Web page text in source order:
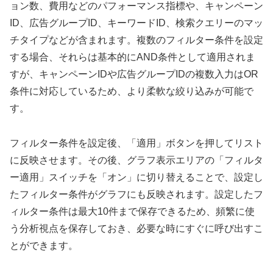
ョン数、費用などのパフォーマンス指標や、キャンペーン
ID、広告グループID、キーワードID、検索クエリーのマッ
チタイプなどが含まれます。複数のフィルター条件を設定
する場合、それらは基本的にAND条件として適用されま
すが、キャンペーンIDや広告グループIDの複数入力はOR
条件に対応しているため、より柔軟な絞り込みが可能で
す。
フィルター条件を設定後、「適用」ボタンを押してリスト
に反映させます。その後、グラフ表示エリアの「フィルタ
ー適用」スイッチを「オン」に切り替えることで、設定し
たフィルター条件がグラフにも反映されます。設定したフ
ィルター条件は最大10件まで保存できるため、頻繁に使
う分析視点を保存しておき、必要な時にすぐに呼び出すこ
とができます。